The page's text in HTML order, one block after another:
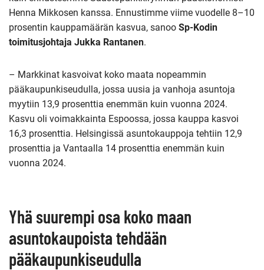
Henna Mikkosen kanssa. Ennustimme viime vuodelle 8–10
prosentin kauppamäärän kasvua, sanoo Sp-Kodin
toimitusjohtaja Jukka Rantanen.
– Markkinat kasvoivat koko maata nopeammin
pääkaupunkiseudulla, jossa uusia ja vanhoja asuntoja
myytiin 13,9 prosenttia enemmän kuin vuonna 2024.
Kasvu oli voimakkainta Espoossa, jossa kauppa kasvoi
16,3 prosenttia. Helsingissä asuntokauppoja tehtiin 12,9
prosenttia ja Vantaalla 14 prosenttia enemmän kuin
vuonna 2024.
Yhä suurempi osa koko maan
asuntokaupoista tehdään
pääkaupunkiseudulla